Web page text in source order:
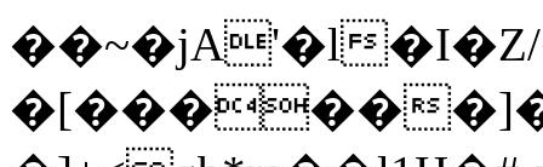
��~�jA'�l�I�Z/
�[�����